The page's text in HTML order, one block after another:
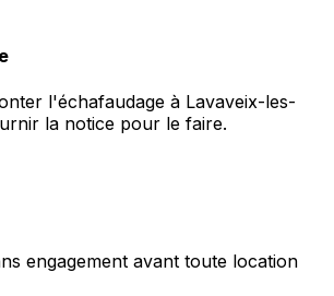
l'échafaudage à Lavaveix-les-
la notice pour le faire.
engagement avant toute location